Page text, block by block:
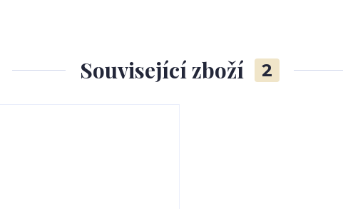
Související zboží 2